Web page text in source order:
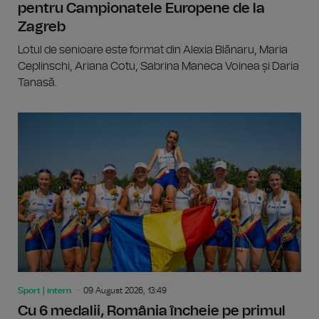
pentru Campionatele Europene de la
Zagreb
Lotul de senioare este format din Alexia Blănaru, Maria
Ceplinschi, Ariana Cotu, Sabrina Maneca Voinea și Daria
Tanasă.
Sport | intern 09 August 2026, 13:49
Cu 6 medalii, România încheie pe primul